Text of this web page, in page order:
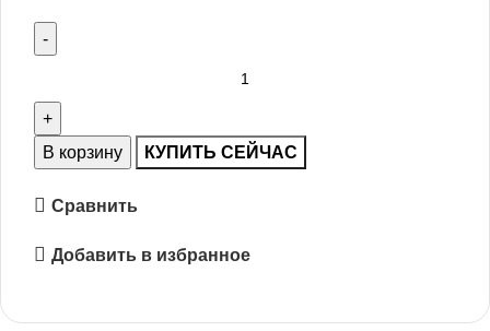
В корзину КУПИТЬ СЕЙЧАС
Сравнить
Добавить в избранное